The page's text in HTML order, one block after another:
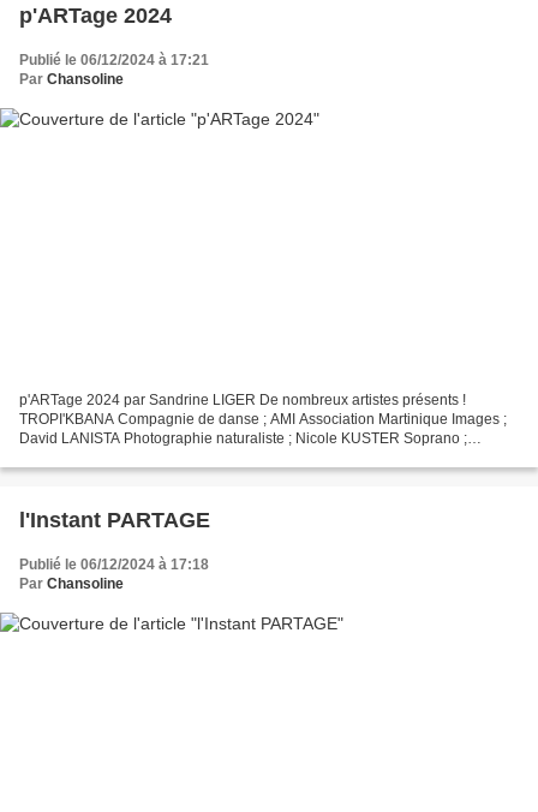
p'ARTage 2024
Publié le 06/12/2024 à 17:21
Par Chansoline
p'ARTage 2024 par Sandrine LIGER De nombreux artistes présents !
TROPI'KBANA Compagnie de danse ; AMI Association Martinique Images ;
David LANISTA Photographie naturaliste ; Nicole KUSTER Soprano ;
l'Instant PARTAGE
Publié le 06/12/2024 à 17:18
Par Chansoline